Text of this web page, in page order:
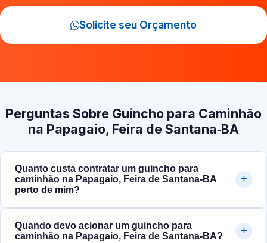
Solicite seu Orçamento
Perguntas Sobre Guincho para Caminhão
na Papagaio, Feira de Santana‑BA
Quanto custa contratar um guincho para
caminhão na Papagaio, Feira de Santana‑BA
perto de mim?
Quando devo acionar um guincho para
caminhão na Papagaio, Feira de Santana‑BA?